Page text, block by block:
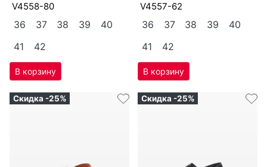
V4558-80
36 37 38 39
40
41
42
V4557-62
36 37 38 39
40
41
42
Скидка -25% Скидка -25%